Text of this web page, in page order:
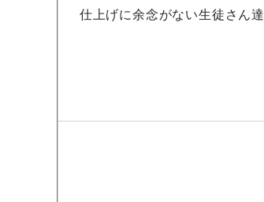
仕上げに余念がない生徒さん達